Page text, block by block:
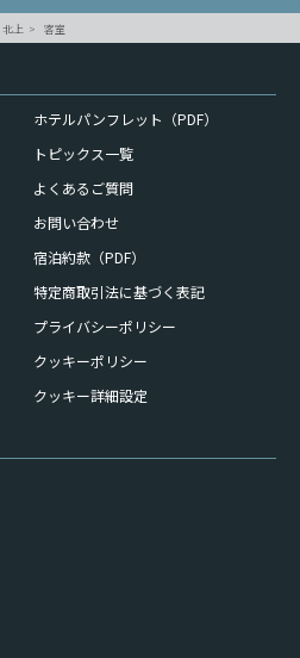
北上 客室
ホテルパンフレット（PDF）
トピックス一覧
よくあるご質問
お問い合わせ
宿泊約款（PDF）
特定商取引法に基づく表記
プライバシーポリシー
クッキーポリシー
クッキー詳細設定